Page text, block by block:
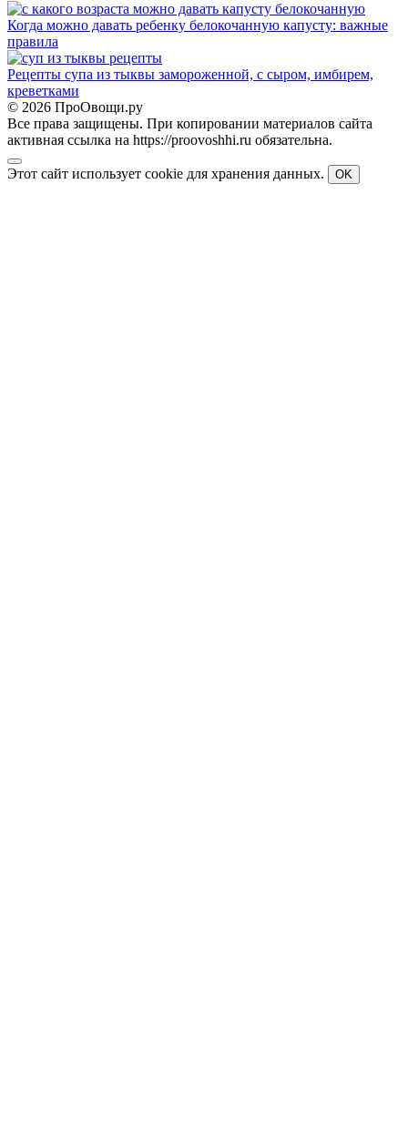
Когда можно давать ребенку белокочанную капусту: важные
правила
Рецепты супа из тыквы замороженной, с сыром, имбирем,
креветками
© 2026 ПроОвощи.ру
Все права защищены. При копировании материалов сайта
активная ссылка на https://proovoshhi.ru обязательна.
Этот сайт использует cookie для хранения данных. OK